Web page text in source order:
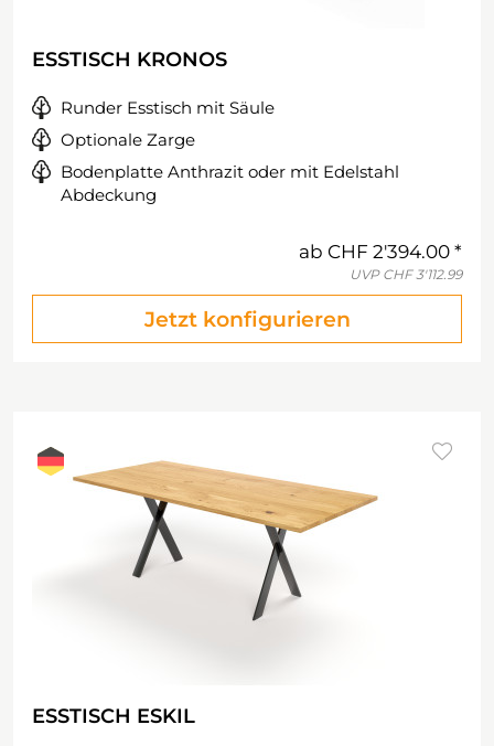
ESSTISCH KRONOS
Runder Esstisch mit Säule
Optionale Zarge
Bodenplatte Anthrazit oder mit Edelstahl
Abdeckung
ab CHF 2'394.00
UVP CHF 3'112.99
Jetzt konfigurieren
ESSTISCH ESKIL